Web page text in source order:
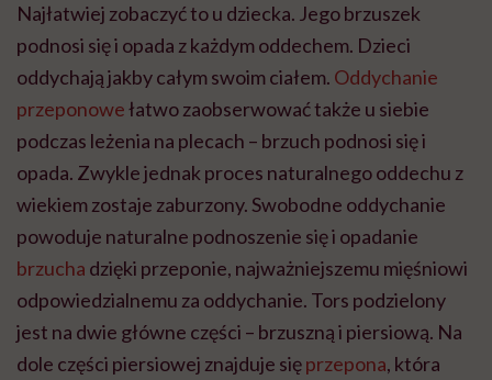
Najłatwiej zobaczyć to u dziecka. Jego brzuszek
podnosi się i opada z każdym oddechem. Dzieci
oddychają jakby całym swoim ciałem. Oddychanie
przeponowełatwo zaobserwować także u siebie
podczas leżenia na plecach – brzuch podnosi się i
opada. Zwykle jednak proces naturalnego oddechu z
wiekiem zostaje zaburzony. Swobodne oddychanie
powoduje naturalne podnoszenie się i opadanie
brzucha dzięki przeponie, najważniejszemu mięśniowi
odpowiedzialnemu za oddychanie. Tors podzielony
jest na dwie główne części – brzuszną i piersiową. Na
dole części piersiowej znajduje sięprzepona, która